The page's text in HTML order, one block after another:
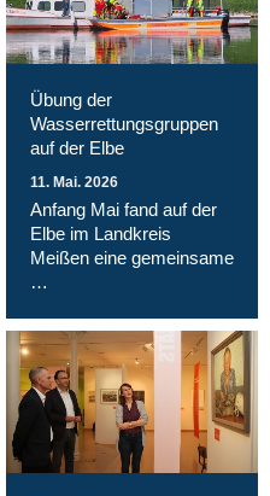
Übung der
Wasserrettungsgruppen
auf der Elbe
11. Mai. 2026
Anfang Mai fand auf der
Elbe im Landkreis
Meißen eine gemeinsame
…